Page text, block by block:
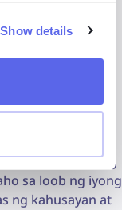
Show details
Maaari itong
sa kanilang
ng Trabaho
tool na ito ang
sa loob ng iyong
ng kahusayan at